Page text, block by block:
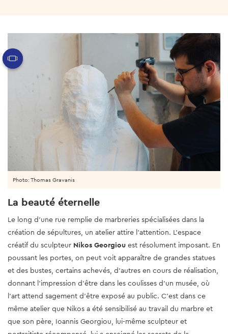
La beauté éternelle
Le long d'une rue remplie de marbreries spécialisées dans la
création de sépultures, un atelier attire l'attention. L'espace
créatif du sculpteur Nikos Georgiou est résolument imposant. En
poussant les portes, on peut voit apparaître de grandes statues
et des bustes, certains achevés, d'autres en cours de réalisation,
donnant l'impression d'être dans les coulisses d'un musée, où
l'art attend sagement d'être exposé au public. C'est dans ce
même atelier que Nikos a été sensibilisé au travail du marbre et
que son père, Ioannis Georgiou, lui-même sculpteur et
Photo: Thomas Gravanis